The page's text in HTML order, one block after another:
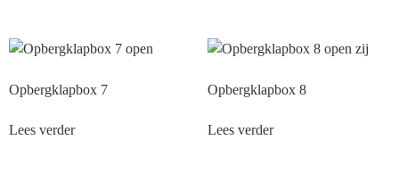
Opbergklapbox 7
Lees verder
Opbergklapbox 8
Lees verder